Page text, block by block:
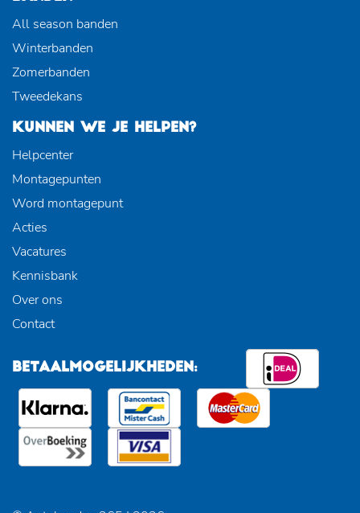
All season banden
Winterbanden
Zomerbanden
Tweedekans
KUNNEN WE JE HELPEN?
Helpcenter
Montagepunten
Word montagepunt
Acties
Vacatures
Kennisbank
Over ons
Contact
BETAALMOGELIJKHEDEN: